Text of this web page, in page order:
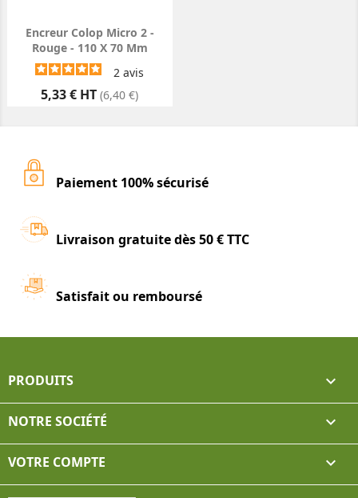
Encreur Colop Micro 2 -
Rouge - 110 X 70 Mm
2avis
Prix
5,33 € HT (6,40 €)
Paiement 100% sécurisé
Livraison gratuite dès 50 € TTC
Satisfait ou remboursé
PRODUITS 
NOTRE SOCIÉTÉ 
VOTRE COMPTE 